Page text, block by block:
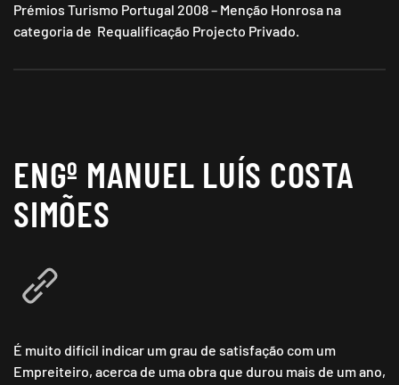
Prémios Turismo Portugal 2008 – Menção Honrosa na
categoria de Requalificação Projecto Privado.
ENGº MANUEL LUÍS COSTA
SIMÕES
É muito difícil indicar um grau de satisfação com um
Empreiteiro, acerca de uma obra que durou mais de um ano,